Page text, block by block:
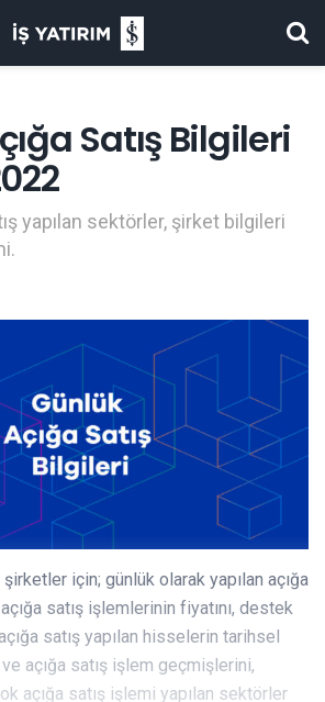
Satış Bilgileri
yapılan sektörler, şirket bilgileri
için; günlük olarak yapılan açığa
satış işlemlerinin fiyatını, destek
satış yapılan hisselerin tarihsel
açığa satış işlem geçmişlerini,
açığa satış işlemi yapılan sektörler